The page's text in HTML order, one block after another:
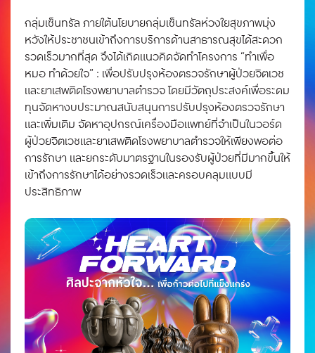
กลุ่มเซ็นทรัล ภายใต้นโยบายกลุ่มเซ็นทรัลห่วงใยสุขภาพมุ่ง
หวังให้ประชาชนเข้าถึงการบริการด้านสาธารณสุขได้สะดวก
รวดเร็วมากที่สุด จึงได้เกิดแนวคิดจัดทำโครงการ “ทำเพื่อ
หมอ ทำด้วยใจ” : เพื่อปรับปรุงห้องตรวจรักษาผู้ป่วยจิตเวช
และยาเสพติดโรงพยาบาลตำรวจ โดยมีวัตถุประสงค์เพื่อระดม
ทุนจัดหางบประมาณสนับสนุนการปรับปรุงห้องตรวจรักษา
และเพิ่มเติม จัดหาอุปกรณ์เครื่องมือแพทย์ที่จำเป็นในวอร์ด
ผู้ป่วยจิตเวชและยาเสพติดโรงพยาบาลตำรวจให้เพียงพอต่อ
การรักษา และยกระดับมาตรฐานในรองรับผู้ป่วยที่มีมากขึ้นให้
เข้าถึงการรักษาได้อย่างรวดเร็วและครอบคลุมแบบมี
ประสิทธิภาพ